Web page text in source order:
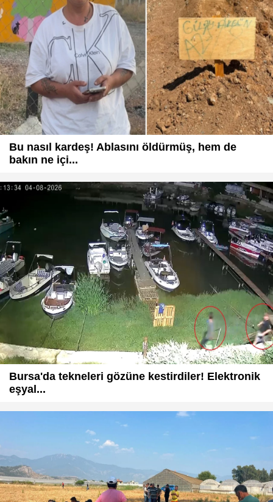
Bu nasıl kardeş! Ablasını öldürmüş, hem de
bakın ne içi...
Bursa'da tekneleri gözüne kestirdiler! Elektronik
eşyal...